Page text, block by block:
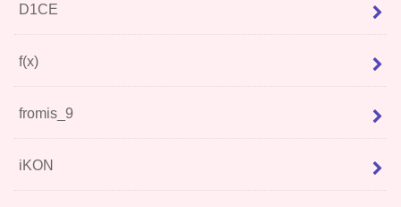
D1CE
f(x)
fromis_9
iKON